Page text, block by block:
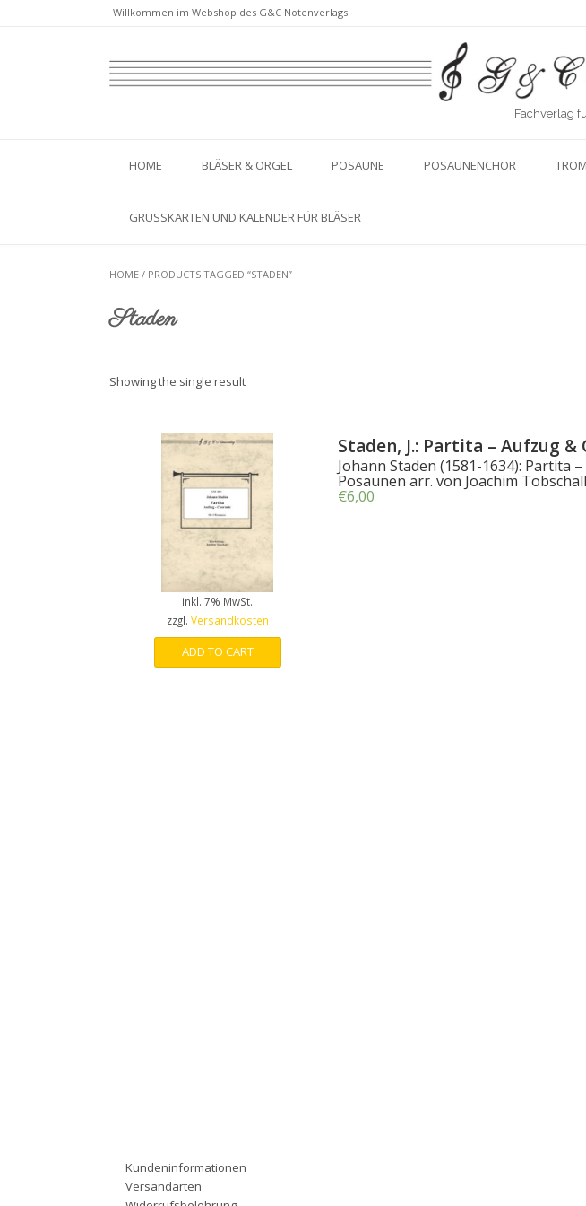
Willkommen im Webshop des G&C Notenverlags
Fachverlag
HOME BLÄSER & ORGEL POSAUNE POSAUNENCHOR
GRUSSKARTEN UND KALENDER FÜR BLÄSER
HOME / PRODUCTS TAGGED “STADEN”
Staden
Showing the single result
inkl. 7% MwSt.
zzgl. Versandkosten
ADD TO CART
Staden, J.: Partita – Aufzug &
Johann Staden (1581-1634): Partita
Posaunen arr. von Joachim Tobschall
€6,00
Kundeninformationen
Versandarten